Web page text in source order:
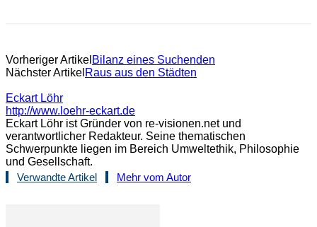
Vorheriger Artikel Bilanz eines Suchenden
Nächster Artikel Raus aus den Städten
Eckart Löhr
http://www.loehr-eckart.de
Eckart Löhr ist Gründer von re-visionen.net und
verantwortlicher Redakteur. Seine thematischen
Schwerpunkte liegen im Bereich Umweltethik, Philosophie
und Gesellschaft.
Verwandte Artikel
Mehr vom Autor